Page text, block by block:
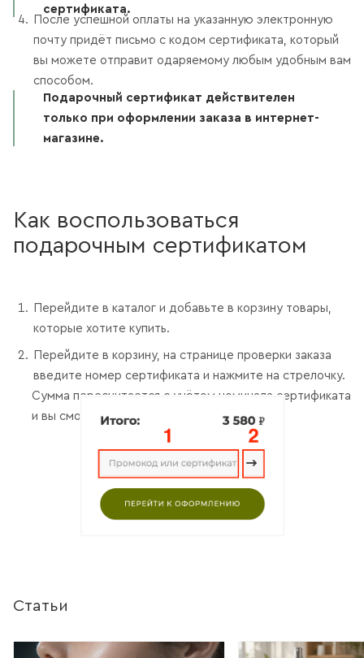
После успешной оплаты на указанную электронную
почту придёт письмо с кодом сертификата, который
вы можете отправит одаряемому любым удобным вам
способом.
сертификата.
Подарочный сертификат действителен
только при оформлении заказа в интернет-
магазине.
Как воспользоваться
подарочным сертификатом
Перейдите в каталог и добавьте в корзину товары,
которые хотите купить.
Перейдите в корзину, на странице проверки заказа
введите номер сертификата и нажмите на стрелочку.
Сумма пересчитается с учётом номинала сертификата
и вы сможете оформить заказ.
Статьи